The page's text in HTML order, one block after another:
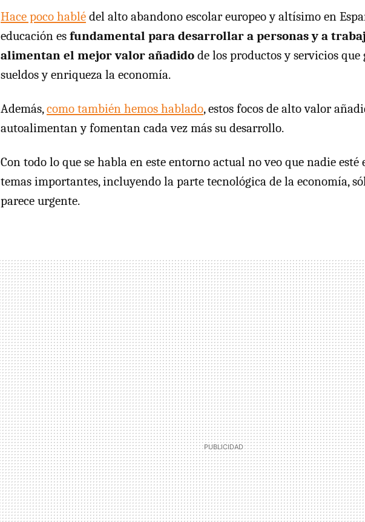
Hace poco hablé del alto abandono escolar europeo y altísimo en
educación es fundamental para desarrollar a personas y a
alimentan el mejor valor añadido de los productos y servicios que
sueldos y enriqueza la economía.
Además,como también hemos hablado, estos focos de alto valor
autoalimentan y fomentan cada vez más su desarrollo.
Con todo lo que se habla en este entorno actual no veo que nadie esté
temas importantes, incluyendo la parte tecnológica de la economía,
parece urgente.